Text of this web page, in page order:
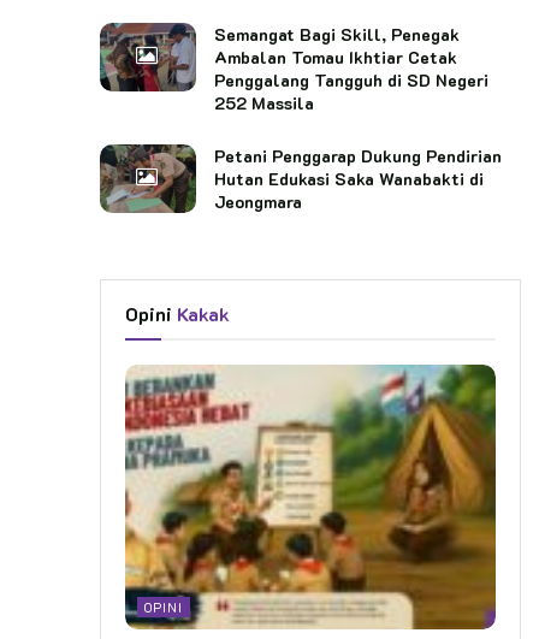
Semangat Bagi Skill, Penegak
Ambalan Tomau Ikhtiar Cetak
Penggalang Tangguh di SD Negeri
252 Massila
Petani Penggarap Dukung Pendirian
Hutan Edukasi Saka Wanabakti di
Jeongmara
Opini Kakak
OPINI